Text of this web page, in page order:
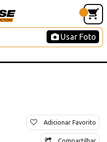
Usar Foto
Adicionar Favorito
Compartilhar